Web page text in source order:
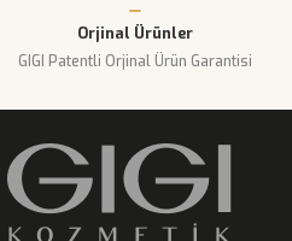
Gönder
Orjinal Ürünler
GIGI Patentli Orjinal Ürün Garantisi